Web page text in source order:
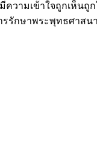
วามเข้าใจถูกเห็นถู
รรักษาพระพุทธศาส